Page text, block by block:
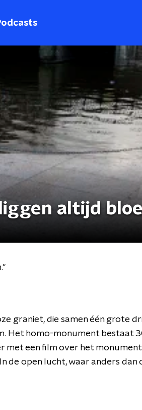
altijd
graniet, die samen één grote
Het homo-monument bestaat
met een film over het
de open lucht, waar anders dan